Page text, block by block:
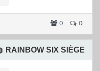
0 0
RAINBOW SIX SIÈGE